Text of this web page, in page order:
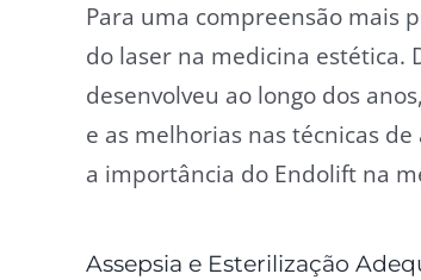
Para uma compreensão mais
do laser na medicina estética.
desenvolveu ao longo dos
e as melhorias nas técnicas
a importância do Endolift na
Assepsia e Esterilização